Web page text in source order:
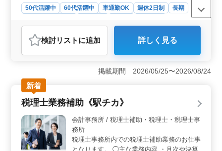
50代活躍中 60代活躍中 車通勤OK 週休2日制
長期
おすすめポイント
安定した収入が得られる本求人は、賞与年2回・計3ヶ月
分の支給がある点も大きな魅力です。さらに、退職金制
度や退職金共済の加入もあり、長期的なキャリアを安心
して築けます。スキルアップに伴う昇給制度も整備され
ており、努力が報われる環境です。 ＜柔軟な働き方
と働きやすさ＞ 完全週休二日制で土日祝日が休みとな
り、プライベートの時間も確保しやすい環境です。残業
時間が月平均10時間と少ないため、ワークライフバラン
スを重視する方にも最適です。さらに、車通勤が可能で
検討リスト に追加 詳しく見る
掲載期間 2026/05/25〜2026/08/24
新着
税理士業務補助《駅チカ》
会計事務所 / 税理士補助・税理士・税理士事
務所
税理士事務所内での税理士補助業務のお仕事
となります。 ◯主な業務内容 ・月次や決算